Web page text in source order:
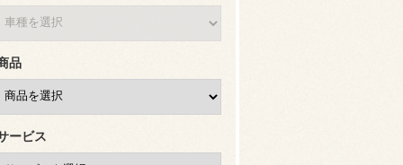
品
ービス